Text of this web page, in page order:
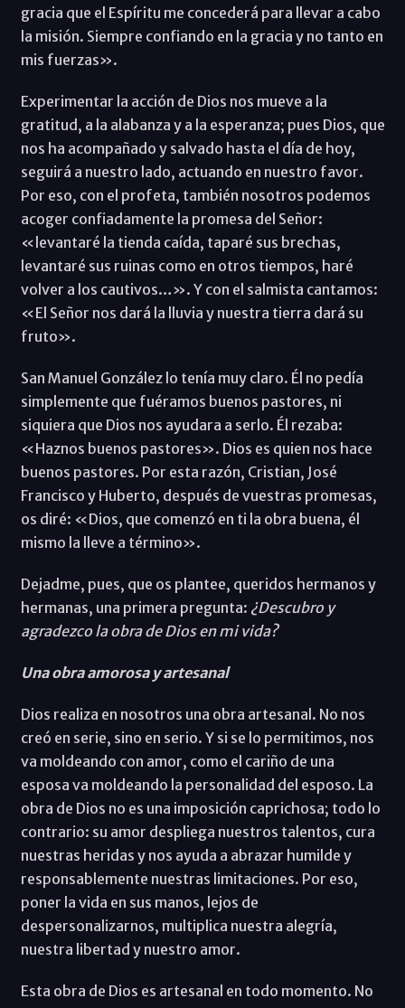
gracia que el Espíritu me concederá para llevar a cabo
la misión. Siempre confiando en la gracia y no tanto en
mis fuerzas».
Experimentar la acción de Dios nos mueve a la
gratitud, a la alabanza y a la esperanza; pues Dios, que
nos ha acompañado y salvado hasta el día de hoy,
seguirá a nuestro lado, actuando en nuestro favor.
Por eso, con el profeta, también nosotros podemos
acoger confiadamente la promesa del Señor:
«levantaré la tienda caída, taparé sus brechas,
levantaré sus ruinas como en otros tiempos, haré
volver a los cautivos…». Y con el salmista cantamos:
«El Señor nos dará la lluvia y nuestra tierra dará su
fruto».
San Manuel González lo tenía muy claro. Él no pedía
simplemente que fuéramos buenos pastores, ni
siquiera que Dios nos ayudara a serlo. Él rezaba:
«Haznos buenos pastores». Dios es quien nos hace
buenos pastores. Por esta razón, Cristian, José
Francisco y Huberto, después de vuestras promesas,
os diré: «Dios, que comenzó en ti la obra buena, él
mismo la lleve a término».
Dejadme, pues, que os plantee, queridos hermanos y
hermanas, una primera pregunta: ¿Descubro y
agradezco la obra de Dios en mi vida?
Una obra amorosa y artesanal
Dios realiza en nosotros una obra artesanal. No nos
creó en serie, sino en serio. Y si se lo permitimos, nos
va moldeando con amor, como el cariño de una
esposa va moldeando la personalidad del esposo. La
obra de Dios no es una imposición caprichosa; todo lo
contrario: su amor despliega nuestros talentos, cura
nuestras heridas y nos ayuda a abrazar humilde y
responsablemente nuestras limitaciones. Por eso,
poner la vida en sus manos, lejos de
despersonalizarnos, multiplica nuestra alegría,
nuestra libertad y nuestro amor.
Esta obra de Dios es artesanal en todo momento. No